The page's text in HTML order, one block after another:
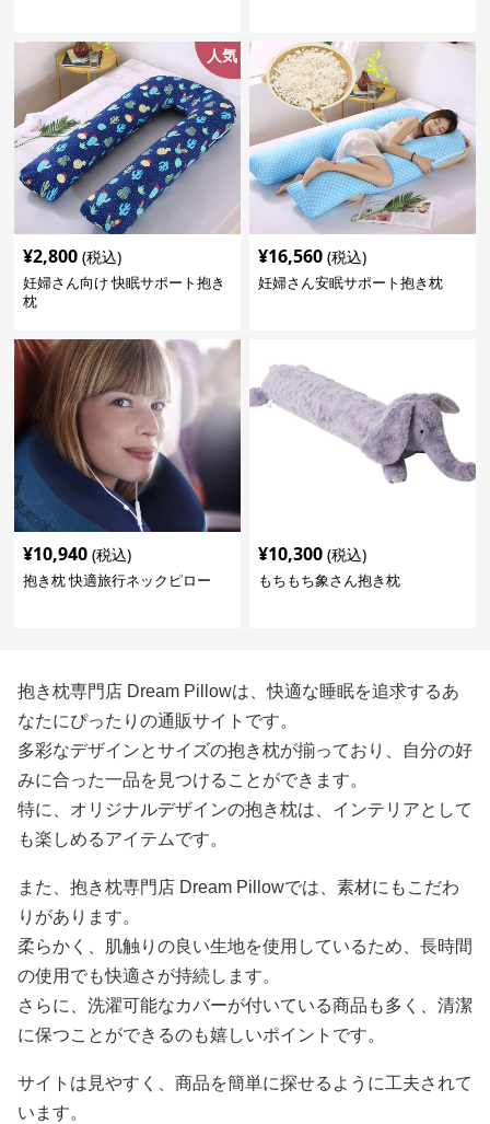
人気
¥2,800 (税込)
妊婦さん向け 快眠サポート抱き
枕
¥16,560 (税込)
妊婦さん安眠サポート抱き枕
¥10,940 (税込)
抱き枕 快適旅行ネックピロー
¥10,300 (税込)
もちもち象さん抱き枕
抱き枕専門店 Dream Pillowは、快適な睡眠を追求するあ
なたにぴったりの通販サイトです。
多彩なデザインとサイズの抱き枕が揃っており、自分の好
みに合った一品を見つけることができます。
特に、オリジナルデザインの抱き枕は、インテリアとして
も楽しめるアイテムです。
また、抱き枕専門店 Dream Pillowでは、素材にもこだわ
りがあります。
柔らかく、肌触りの良い生地を使用しているため、長時間
の使用でも快適さが持続します。
さらに、洗濯可能なカバーが付いている商品も多く、清潔
に保つことができるのも嬉しいポイントです。
サイトは見やすく、商品を簡単に探せるように工夫されて
います。